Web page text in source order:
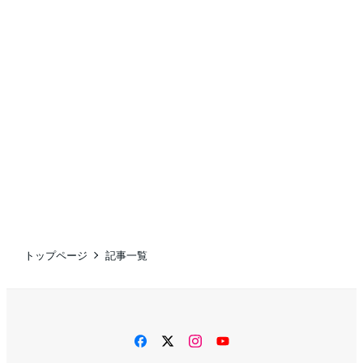
トップページ 記事一覧
facebooktwitterinstagram
YouTube